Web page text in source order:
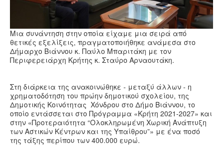
Συνταγές
Μια συνάντηση στην οποία είχαμε μια σειρά από
θετικές εξελίξεις, πραγματοποιήθηκε ανάμεσα στο
Δήμαρχο Βιάννου κ. Παύλο Μπαριτάκη με τον
Περιφερειάρχη Κρήτης κ. Σταύρο Αρναουτάκη.
Στη διάρκεια της ανακοινώθηκε - μεταξύ άλλων - η
χρηματοδότηση του πρώην δημοτικού σχολείου, της
Δημοτικής Κοινότητας Χόνδρου στο Δήμο Βιάννου, το
οποίο εντάσσεται στο Πρόγραμμα «Κρήτη 2021-2027» και
στην «Προτεραιότητα “Ολοκληρωμένη Χωρική Ανάπτυξη
των Αστικών Κέντρων και της Υπαίθρου”» με ένα ποσό
της τάξης περίπου των 400.000 ευρώ.